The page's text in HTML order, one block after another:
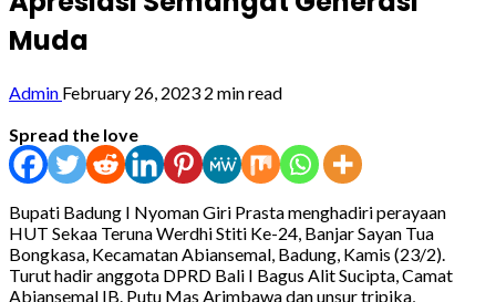
Muda
Admin February 26, 2023 2 min read
Spread the love
Bupati Badung I Nyoman Giri Prasta menghadiri perayaan
HUT Sekaa Teruna Werdhi Stiti Ke-24, Banjar Sayan Tua
Bongkasa, Kecamatan Abiansemal, Badung, Kamis (23/2).
Turut hadir anggota DPRD Bali I Bagus Alit Sucipta, Camat
Abiansemal IB. Putu Mas Arimbawa dan unsur tripika,